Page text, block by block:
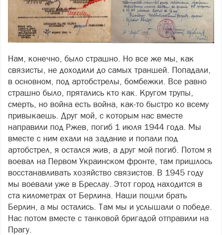
Нам, конечно, было страшно. Но все же мы, как
связисты, не доходили до самых траншей. Попадали,
в основном, под артобстрелы, бомбежки. Все равно
страшно было, прятались кто как. Кругом трупы,
смерть, но война есть война, как-то быстро ко всему
привыкаешь. Друг мой, с которым нас вместе
направили под Ржев, погиб 1 июля 1944 года. Мы
вместе с ним ехали на задание и попали под
артобстрел, я остался жив, а друг мой погиб. Потом я
воевал на Первом Украинском фронте, там пришлось
восстанавливать хозяйство связистов. В 1945 году
мы воевали уже в Бреслау. Этот город находится в
ста километрах от Берлина. Наши пошли брать
Берлин, а мы остались. Там мы и услышали о победе.
Нас потом вместе с танковой бригадой отправили на
Прагу.